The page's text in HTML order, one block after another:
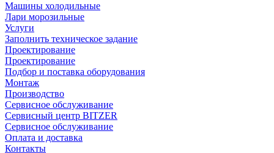
Машины холодильные
Лари морозильные
Услуги
Заполнить техническое задание
Проектирование
Проектирование
Подбор и поставка оборудования
Монтаж
Производство
Сервисное обслуживание
Сервисный центр BITZER
Сервисное обслуживание
Оплата и доставка
Контакты